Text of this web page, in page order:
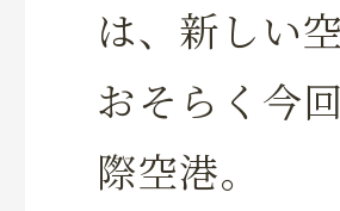
は、新しい
おそらく今
際空港。